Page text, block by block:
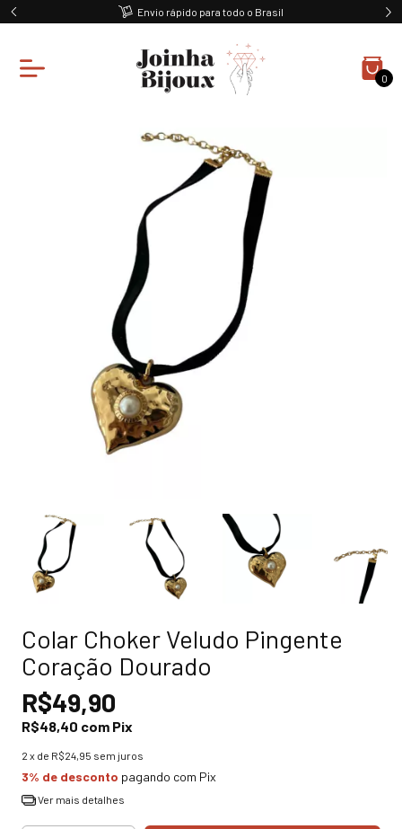
Envio rápido para todo o Brasil
0
Colar Choker Veludo Pingente
Coração Dourado
R$49,90
R$48,40 com Pix
2 x de R$24,95 sem juros
3% de desconto pagando com Pix
Ver mais detalhes